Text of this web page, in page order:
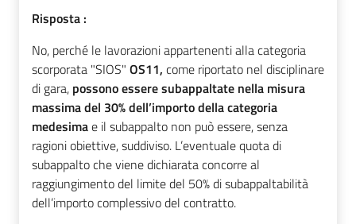
Risposta :
No, perché le lavorazioni appartenenti alla categoria
scorporata "SIOS" OS11, come riportato nel disciplinare
di gara, possono essere subappaltate nella misura
massima del 30% dell’importo della categoria
medesimae il subappalto non può essere, senza
ragioni obiettive, suddiviso. L’eventuale quota di
subappalto che viene dichiarata concorre al
raggiungimento del limite del 50% di subappaltabilità
dell’importo complessivo del contratto.